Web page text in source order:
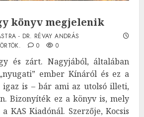
könyv megjelenik
- DR. RÉVAY ANDRÁS
0 0
és zárt. Nagyjából, általában
ember Kínáról és ez a
igaz is – bár ami az utolsó illeti,
Bizonyíték ez a könyv is, mely
KAS Kiadónál. Szerzője, Kocsis